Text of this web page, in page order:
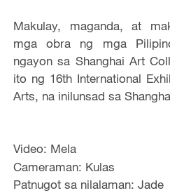
Video
Makulay, maganda, at
mga obra ng mga
ngayon sa Shanghai Art
ito ng 16th International
Arts, na inilunsad sa
Video: Mela
Cameraman: Kulas
Patnugot sa nilalaman: Jade